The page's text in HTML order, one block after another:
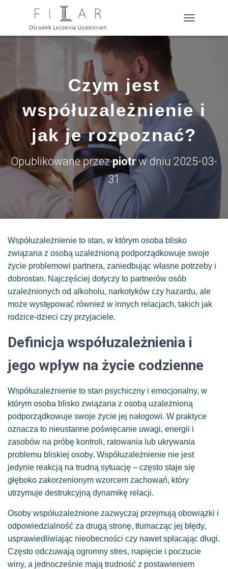
R
N
A
W
I
G
C
Ę
Czym jest
współuzależnienie i
jak je rozpoznać?
Opublikowane przezpiotrw dniu 2025-03-
31
​Współuzależnienie to stan, w którym osoba blisko
związana z osobą uzależnioną podporządkowuje swoje
życie problemowi partnera, zaniedbując własne potrzeby i
dobrostan. Najczęściej dotyczy to partnerów osób
uzależnionych od alkoholu, narkotyków czy hazardu, ale
może występować również w innych relacjach, takich jak
rodzice-dzieci czy przyjaciele.
Definicja współuzależnienia i
jego wpływ na życie codzienne
Współuzależnienie to stan psychiczny i emocjonalny, w
którym osoba blisko związana z osobą uzależnioną
podporządkowuje swoje życie jej nałogowi. W praktyce
oznacza to nieustanne poświęcanie uwagi, energii i
zasobów na próbę kontroli, ratowania lub ukrywania
problemu bliskiej osoby. Współuzależnienie nie jest
jedynie reakcją na trudną sytuację – często staje się
głęboko zakorzenionym wzorcem zachowań, który
utrzymuje destrukcyjną dynamikę relacji.
Osoby współuzależnione zazwyczaj przejmują obowiązki i
odpowiedzialność za drugą stronę, tłumacząc jej błędy,
usprawiedliwiając nieobecności czy nawet spłacając długi.
Często odczuwają ogromny stres, napięcie i poczucie
winy, a jednocześnie mają trudność z postawieniem